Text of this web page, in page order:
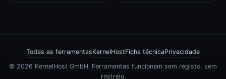
Todas as ferramentasKernelHostFicha técnicaPrivacidade
© 2026 KernelHost GmbH. Ferramentas funcionam sem registo, sem
rastreio.